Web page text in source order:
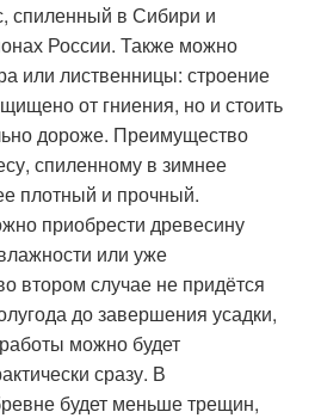
спиленный в Сибири и
России. Также можно
или лиственницы: строение
от гниения, но и стоить
дороже. Преимущество
спиленному в зимнее
плотный и прочный.
приобрести древесину
или уже
втором случае не придётся
до завершения усадки,
можно будет
сразу. В
будет меньше трещин,